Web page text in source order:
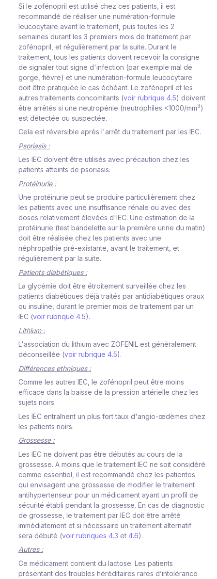
Si le zofénopril est utilisé chez ces patients, il est
recommandé de réaliser une numération-formule
leucocytaire avant le traitement, puis toutes les 2
semaines durant les 3 premiers mois de traitement par
zofénopril, et régulièrement par la suite. Durant le
traitement, tous les patients doivent recevoir la consigne
de signaler tout signe d'infection (par exemple mal de
gorge, fièvre) et une numération-formule leucocytaire
doit être pratiquée le cas échéant. Le zofénopril et les
autres traitements concomitants (voir rubrique 4.5) doivent
être arrêtés si une neutropénie (neutrophiles <1000/mm3)
est détectée ou suspectée.
Cela est réversible après l'arrêt du traitement par les IEC.
Psoriasis :
Les IEC doivent être utilisés avec précaution chez les
patients atteints de psoriasis.
Protéinurie :
Une protéinurie peut se produire particulièrement chez
les patients avec une insuffisance rénale ou avec des
doses relativement élevées d'IEC. Une estimation de la
protéinurie (test bandelette sur la première urine du matin)
doit être réalisée chez les patients avec une
néphropathie pré-existante, avant le traitement, et
régulièrement par la suite.
Patients diabétiques :
La glycémie doit être étroitement surveillée chez les
patients diabétiques déjà traités par antidiabétiques oraux
ou insuline, durant le premier mois de traitement par un
IEC (voir rubrique 4.5).
Lithium :
L'association du lithium avec ZOFENIL est généralement
déconseillée (voir rubrique 4.5).
Différences ethniques :
Comme les autres IEC, le zofénopril peut être moins
efficace dans la baisse de la pression artérielle chez les
sujets noirs.
Les IEC entraînent un plus fort taux d'angio-œdèmes chez
les patients noirs.
Grossesse :
Les IEC ne doivent pas être débutés au cours de la
grossesse. A moins que le traitement IEC ne soit considéré
comme essentiel, il est recommandé chez les patientes
qui envisagent une grossesse de modifier le traitement
antihypertenseur pour un médicament ayant un profil de
sécurité établi pendant la grossesse. En cas de diagnostic
de grossesse, le traitement par IEC doit être arrêté
immédiatement et si nécessaire un traitement alternatif
sera débuté (voir rubriques 4.3 et 4.6).
Autres :
Ce médicament contient du lactose. Les patients
présentant des troubles héréditaires rares d’intolérance